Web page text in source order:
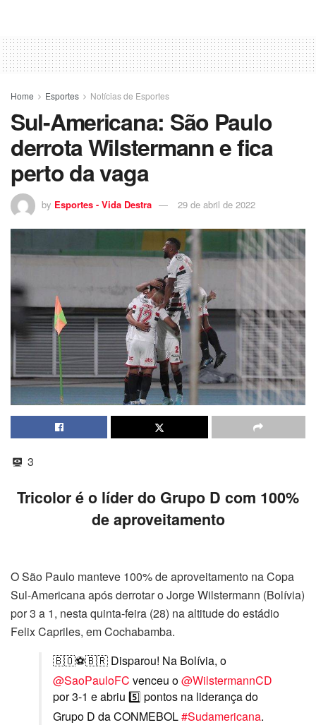
Home Esportes Notícias de Esportes
Sul-Americana: São Paulo
derrota Wilstermann e fica
perto da vaga
by Esportes - Vida Destra 29 de abril de 2022
3
Tricolor é o líder do Grupo D com 100%
de aproveitamento
O São Paulo manteve 100% de aproveitamento na Copa
Sul-Americana após derrotar o Jorge Wilstermann (Bolívia)
por 3 a 1, nesta quinta-feira (28) na altitude do estádio
Felix Capriles, em Cochabamba.
🇧🇴⚽🇧🇷 Disparou! Na Bolívia, o
@SaoPauloFC venceu o@WilstermannCD
por 3-1 e abriu 5️⃣ pontos na liderança do
Grupo D da CONMEBOL#Sudamericana.